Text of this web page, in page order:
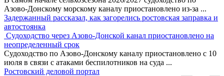
Азово-Донскому морскому каналу приостановлено из-за ...
Задержанный рассказал, как загорелись ростовская заправка и
автостоянка
Судоходство через Азово-Донской канал приостановлено на
неопределенный срок
Судоходство по Азово-Донскому каналу приостановлено с 10
июля в связи с атаками беспилотников на суда ...
Ростовский деловой портал